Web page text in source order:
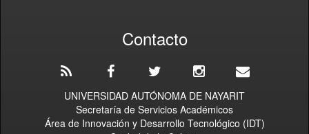
Contacto
UNIVERSIDAD AUTÓNOMA DE NAYARIT
Secretaría de Servicios Académicos
Área de Innovación y Desarrollo Tecnológico (IDT)